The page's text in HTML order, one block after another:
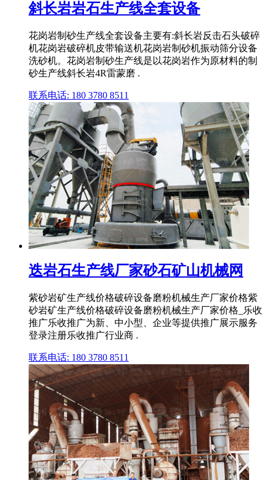
斜长岩岩石生产线全套设备
花岗岩制砂生产线全套设备主要有:斜长岩反击石头破碎
机花岗岩破碎机皮带输送机花岗岩制砂机振动筛分设备
洗砂机。花岗岩制砂生产线是以花岗岩作为原材料的制
砂生产线斜长岩4R雷蒙磨 .
联系电话: 180 3780 8511
迭岩石生产线厂家砂石矿山机械网
紫砂岩矿生产线价格破碎设备磨粉机械生产厂家价格紫
砂岩矿生产线价格破碎设备磨粉机械生产厂家价格_乐收
推广乐收推广为新、中小型、企业等提供推广展示服务
登录注册乐收推广行业商 .
联系电话: 180 3780 8511